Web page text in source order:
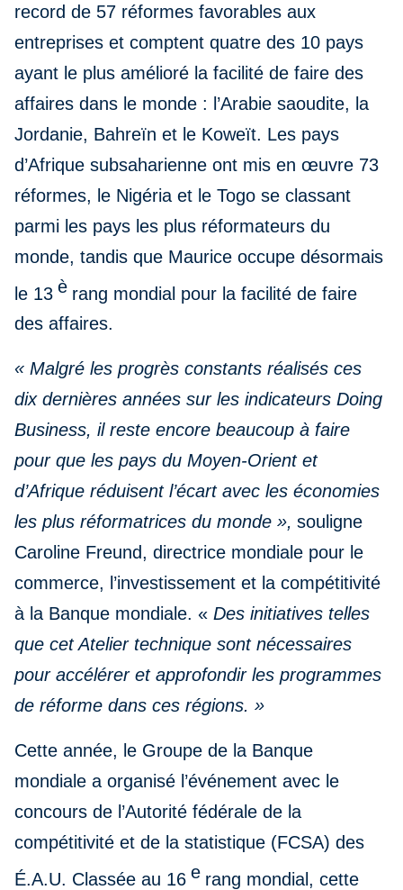
record de 57 réformes favorables aux
entreprises et comptent quatre des 10 pays
ayant le plus amélioré la facilité de faire des
affaires dans le monde : l’Arabie saoudite, la
Jordanie, Bahreïn et le Koweït. Les pays
d’Afrique subsaharienne ont mis en œuvre 73
réformes, le Nigéria et le Togo se classant
parmi les pays les plus réformateurs du
monde, tandis que Maurice occupe désormais
le 13 è rang mondial pour la facilité de faire
des affaires.
« Malgré les progrès constants réalisés ces
dix dernières années sur les indicateurs Doing
Business, il reste encore beaucoup à faire
pour que les pays du Moyen-Orient et
d’Afrique réduisent l’écart avec les économies
les plus réformatrices du monde », souligne
Caroline Freund, directrice mondiale pour le
commerce, l’investissement et la compétitivité
à la Banque mondiale. « Des initiatives telles
que cet Atelier technique sont nécessaires
pour accélérer et approfondir les programmes
de réforme dans ces régions. »
Cette année, le Groupe de la Banque
mondiale a organisé l’événement avec le
concours de l’Autorité fédérale de la
compétitivité et de la statistique (FCSA) des
É.A.U. Classée au 16 e rang mondial, cette